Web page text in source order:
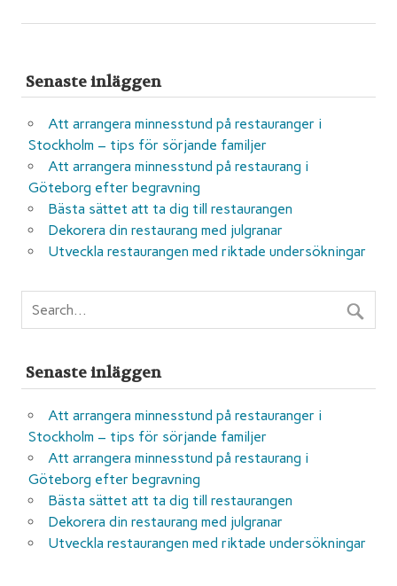
Senaste inläggen
Att arrangera minnesstund på restauranger i
Stockholm – tips för sörjande familjer
Att arrangera minnesstund på restaurang i
Göteborg efter begravning
Bästa sättet att ta dig till restaurangen
Dekorera din restaurang med julgranar
Utveckla restaurangen med riktade undersökningar
Senaste inläggen
Att arrangera minnesstund på restauranger i
Stockholm – tips för sörjande familjer
Att arrangera minnesstund på restaurang i
Göteborg efter begravning
Bästa sättet att ta dig till restaurangen
Dekorera din restaurang med julgranar
Utveckla restaurangen med riktade undersökningar